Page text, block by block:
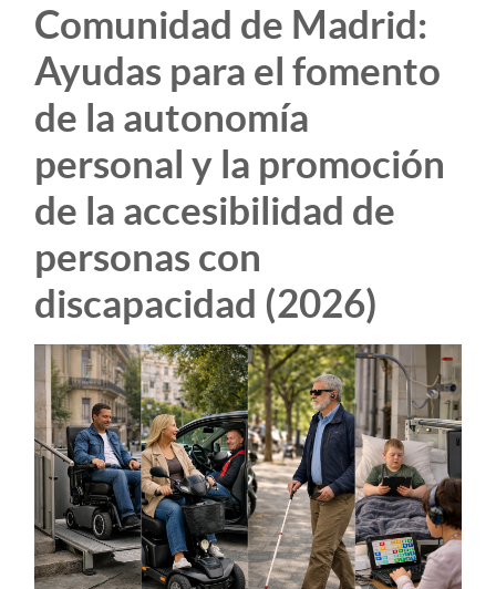
Comunidad de Madrid:
Ayudas para el fomento
de la autonomía
personal y la promoción
de la accesibilidad de
personas con
discapacidad (2026)